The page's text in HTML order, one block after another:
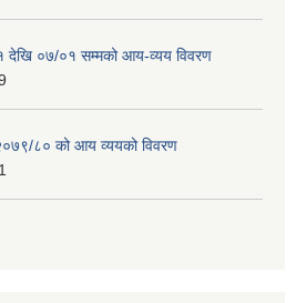
०७/०१ सम्मको आय-व्यय विवरण
८० को आय व्ययको विवरण